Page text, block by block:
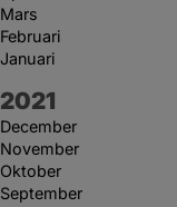
Mars
Februari
Januari
År:
2021
December
November
Oktober
September